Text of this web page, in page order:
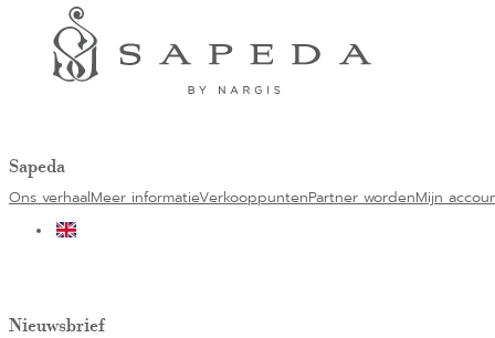
Sapeda
Ons verhaalMeer informatieVerkooppuntenPartner wordenMijn
Nieuwsbrief